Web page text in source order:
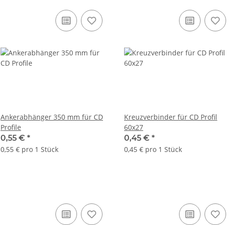
Ankerabhänger 350 mm für CD
Profile
0,55 € *
0,55 € pro 1 Stück
Kreuzverbinder für CD Profil
60x27
0,45 € *
0,45 € pro 1 Stück